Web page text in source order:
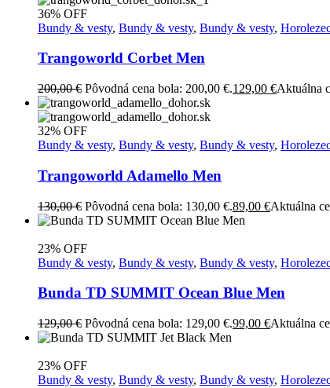
36% OFF
Bundy & vesty, Bundy & vesty, Bundy & vesty,
Trangoworld Corbet Men
200,00€ Pôvodná cena bola: 200,00 €.129,00 €Aktuálna
32% OFF
Bundy & vesty, Bundy & vesty, Bundy & vesty,
Trangoworld Adamello Men
130,00€ Pôvodná cena bola: 130,00 €.89,00 €Aktuálna
23% OFF
Bundy & vesty, Bundy & vesty, Bundy & vesty,
Bunda TD SUMMIT Ocean Blue Men
129,00€ Pôvodná cena bola: 129,00 €.99,00 €Aktuálna
23% OFF
Bundy & vesty, Bundy & vesty, Bundy & vesty,